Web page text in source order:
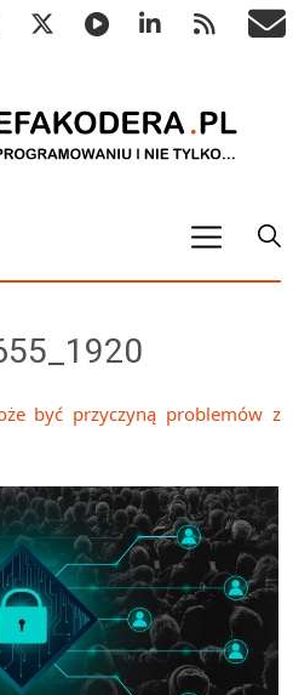
ALGO
struktury danych
numeryczne
sortowania
szyfrujące
konwersji
wyszukiwania
Inne
DEV
C++
być przyczyną problemów z